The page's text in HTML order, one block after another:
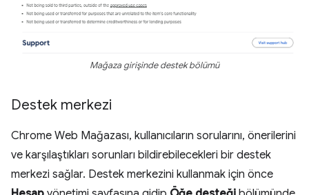
Mağaza girişinde destek bölümü
Destek merkezi
Chrome Web Mağazası, kullanıcıların sorularını, önerilerini
ve karşılaştıkları sorunları bildirebilecekleri bir destek
merkezi sağlar. Destek merkezini kullanmak için önce